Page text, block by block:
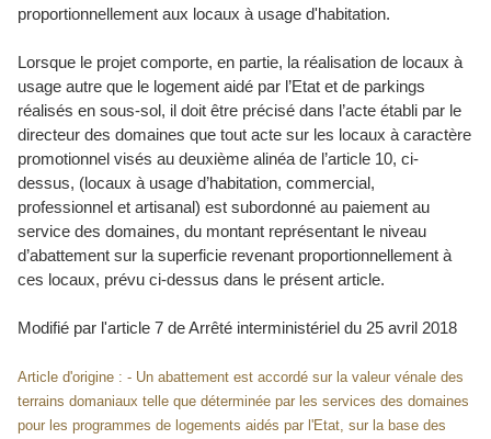
proportionnellement aux locaux à usage d'habitation.
Lorsque le projet comporte, en partie, la réalisation de locaux à
usage autre que le logement aidé par l’Etat et de parkings
réalisés en sous-sol, il doit être précisé dans l’acte établi par le
directeur des domaines que tout acte sur les locaux à caractère
promotionnel visés au deuxième alinéa de l’article 10, ci-
dessus, (locaux à usage d’habitation, commercial,
professionnel et artisanal) est subordonné au paiement au
service des domaines, du montant représentant le niveau
d’abattement sur la superficie revenant proportionnellement à
ces locaux, prévu ci-dessus dans le présent article.
Modifié par l'article 7 deArrêté interministériel du 25 avril 2018
Article d'origine : - Un abattement est accordé sur la valeur vénale des
terrains domaniaux telle que déterminée par les services des domaines
pour les programmes de logements aidés par l'Etat, sur la base des